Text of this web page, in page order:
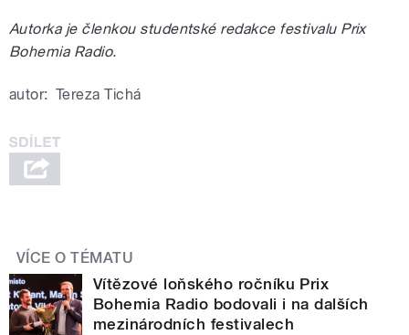
Autorka je členkou studentské redakce festivalu Prix
Bohemia Radio.
autor: Tereza Tichá
VÍCE O TÉMATU
Vítězové loňského ročníku Prix
Bohemia Radio bodovali i na dalších
mezinárodních festivalech